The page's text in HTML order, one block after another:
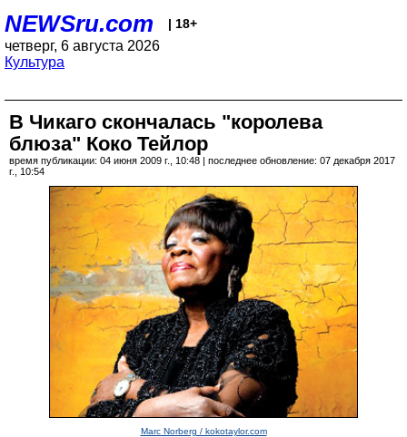
NEWSru.com | 18+
четверг, 6 августа 2026
Культура
В Чикаго скончалась "королева
блюза" Коко Тейлор
время публикации: 04 июня 2009 г., 10:48 | последнее обновление: 07 декабря 2017
г., 10:54
Marc Norberg / kokotaylor.com